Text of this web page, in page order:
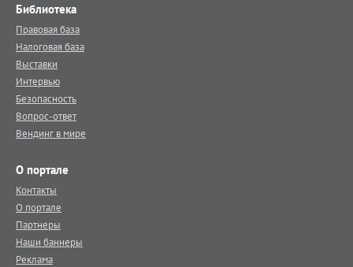
Библиотека
Правовая база
Налоговая база
Выставки
Интервью
Безопасность
Вопрос-ответ
Вендинг в мире
О портале
Контакты
О портале
Партнеры
Наши баннеры
Реклама